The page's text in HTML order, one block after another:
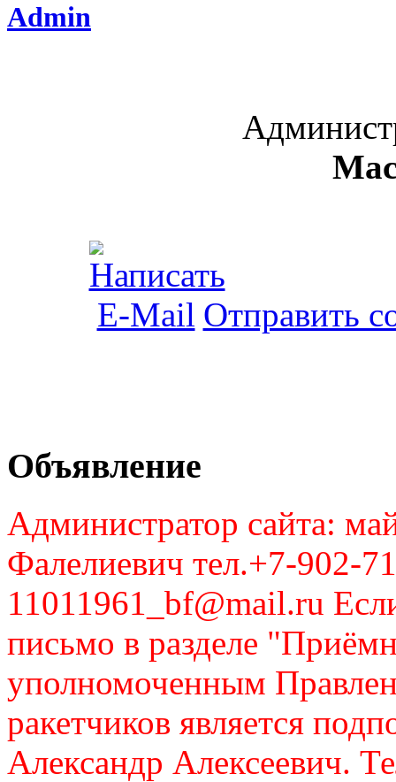
Admin
Отправить
Объявление
Администратор сайта:
Фалелиевич тел.+7-902-
11011961_bf@mail.ru
письмо в разделе
уполномоченным
ракетчиков является
Александр Алексеевич.